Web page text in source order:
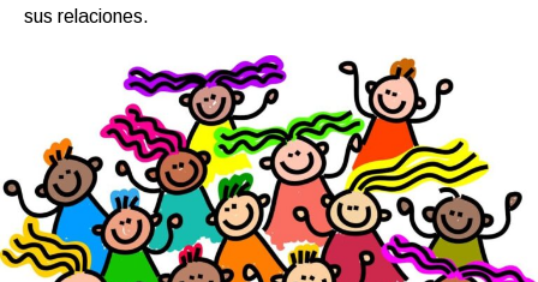
sus relaciones.